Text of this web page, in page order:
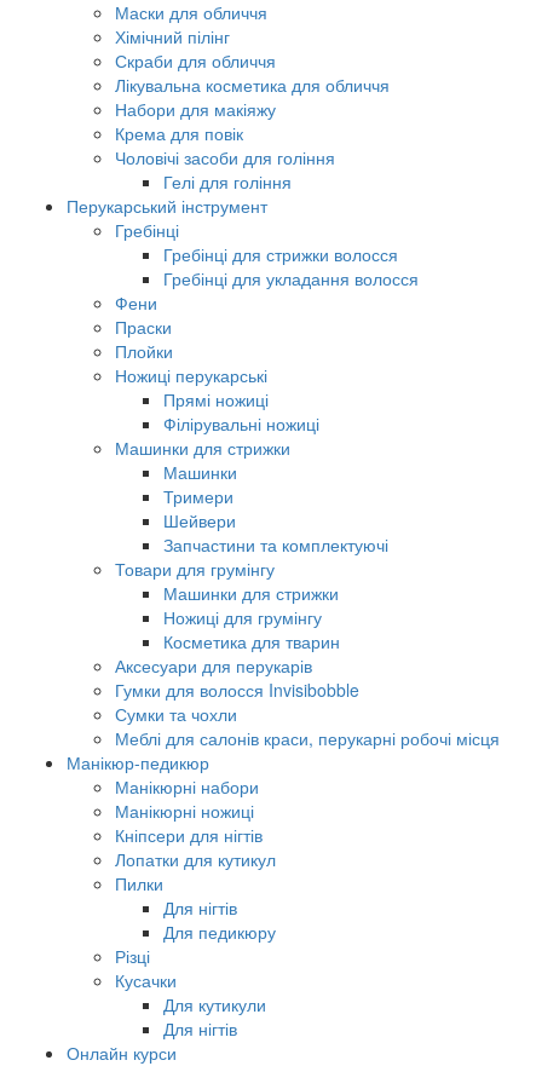
Маски для обличчя
Хімічний пілінг
Скраби для обличчя
Лікувальна косметика для обличчя
Набори для макіяжу
Крема для повік
Чоловічі засоби для гоління
Гелі для гоління
Перукарський інструмент
Гребінці
Гребінці для стрижки волосся
Гребінці для укладання волосся
Фени
Праски
Плойки
Ножиці перукарські
Прямі ножиці
Філірувальні ножиці
Машинки для стрижки
Машинки
Тримери
Шейвери
Запчастини та комплектуючі
Товари для грумінгу
Машинки для стрижки
Ножиці для грумінгу
Косметика для тварин
Аксесуари для перукарів
Гумки для волосся Invisibobble
Сумки та чохли
Меблі для салонів краси, перукарні робочі місця
Манікюр-педикюр
Манікюрні набори
Манікюрні ножиці
Кніпсери для нігтів
Лопатки для кутикул
Пилки
Для нігтів
Для педикюру
Різці
Кусачки
Для кутикули
Для нігтів
Онлайн курси